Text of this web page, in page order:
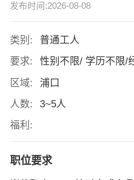
发布时间:2026-08-08
类别:
普通工人
要求:
性别不限/ 学历不限/
区域:
浦口
人数:
3~5人
福利:
职位要求